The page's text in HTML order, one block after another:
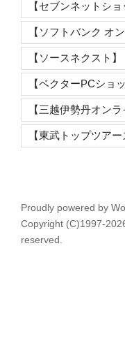
【セブンネットショ
【ソフトバンク オ
【ソースネクスト】
【ベクターPCショッ
【三越伊勢丹オンラ
【東武トップツアー
Proudly powered by
Copyright (C)1997-
reserved.